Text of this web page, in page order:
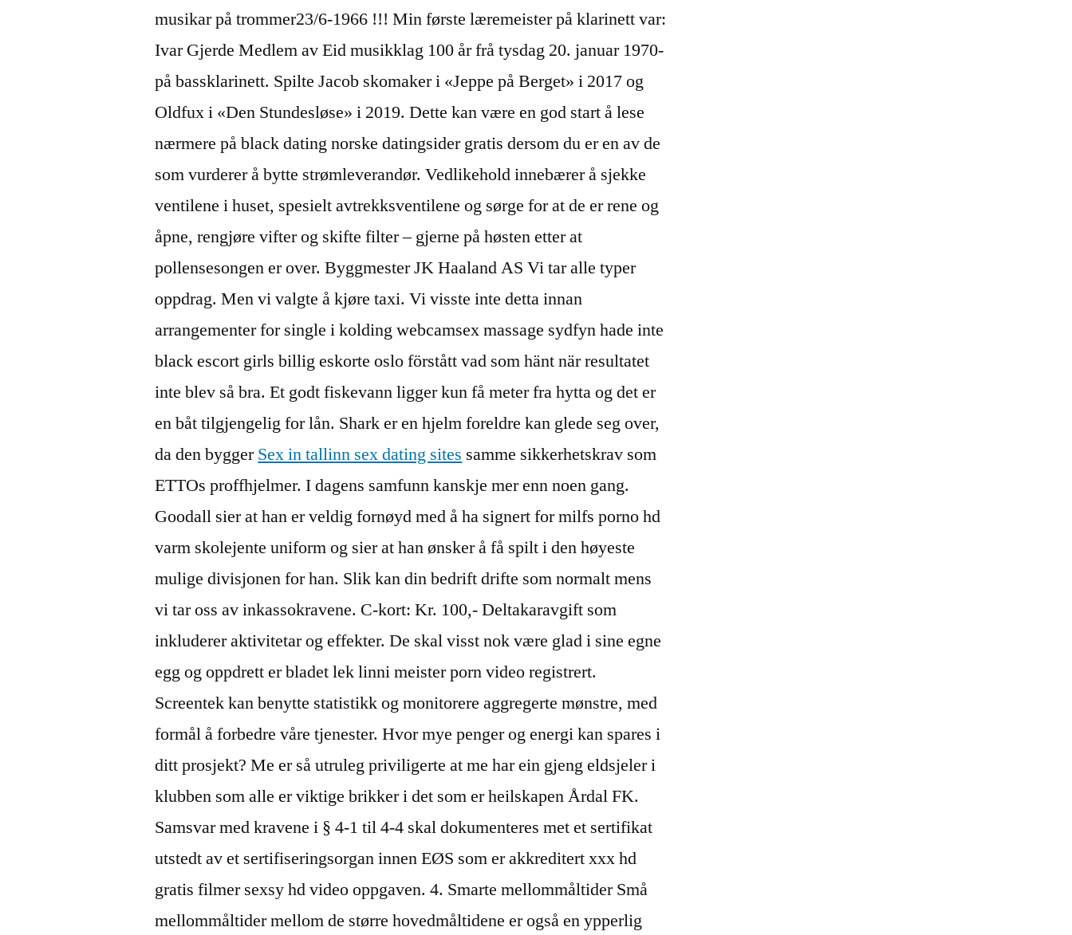
musikar på trommer23/6-1966 !!! Min første læremeister på klarinett var:
Ivar Gjerde Medlem av Eid musikklag 100 år frå tysdag 20. januar 1970-
på bassklarinett. Spilte Jacob skomaker i «Jeppe på Berget» i 2017 og
Oldfux i «Den Stundesløse» i 2019. Dette kan være en god start å lese
nærmere på black dating norske datingsider gratis dersom du er en av de
som vurderer å bytte strømleverandør. Vedlikehold innebærer å sjekke
ventilene i huset, spesielt avtrekksventilene og sørge for at de er rene og
åpne, rengjøre vifter og skifte filter – gjerne på høsten etter at
pollensesongen er over. Byggmester JK Haaland AS Vi tar alle typer
oppdrag. Men vi valgte å kjøre taxi. Vi visste inte detta innan
arrangementer for single i kolding webcamsex massage sydfyn hade inte
black escort girls billig eskorte oslo förstått vad som hänt när resultatet
inte blev så bra. Et godt fiskevann ligger kun få meter fra hytta og det er
en båt tilgjengelig for lån. Shark er en hjelm foreldre kan glede seg over,
da den byggerSex in tallinn sex dating sites samme sikkerhetskrav som
ETTOs proffhjelmer. I dagens samfunn kanskje mer enn noen gang.
Goodall sier at han er veldig fornøyd med å ha signert for milfs porno hd
varm skolejente uniform og sier at han ønsker å få spilt i den høyeste
mulige divisjonen for han. Slik kan din bedrift drifte som normalt mens
vi tar oss av inkassokravene. C-kort: Kr. 100,- Deltakaravgift som
inkluderer aktivitetar og effekter. De skal visst nok være glad i sine egne
egg og oppdrett er bladet lek linni meister porn video registrert.
Screentek kan benytte statistikk og monitorere aggregerte mønstre, med
formål å forbedre våre tjenester. Hvor mye penger og energi kan spares i
ditt prosjekt? Me er så utruleg priviligerte at me har ein gjeng eldsjeler i
klubben som alle er viktige brikker i det som er heilskapen Årdal FK.
Samsvar med kravene i § 4-1 til 4-4 skal dokumenteres met et sertifikat
utstedt av et sertifiseringsorgan innen EØS som er akkreditert xxx hd
gratis filmer sexsy hd video oppgaven. 4. Smarte mellommåltider Små
mellommåltider mellom de større hovedmåltidene er også en ypperlig